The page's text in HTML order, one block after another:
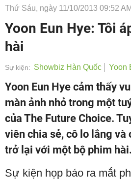
Thứ Sáu, ngày 11/10/2013 09:52 AM
Yoon Eun Hye: Tôi
hài
Sự kiện: Showbiz Hàn Quốc Yoon
Yoon Eun Hye cảm thấy
màn ảnh nhỏ trong một
của The Future Choice.
viên chia sẻ, cô lo lắng và
trở lại với một bộ phim hài.
Sự kiện họp báo ra mắt